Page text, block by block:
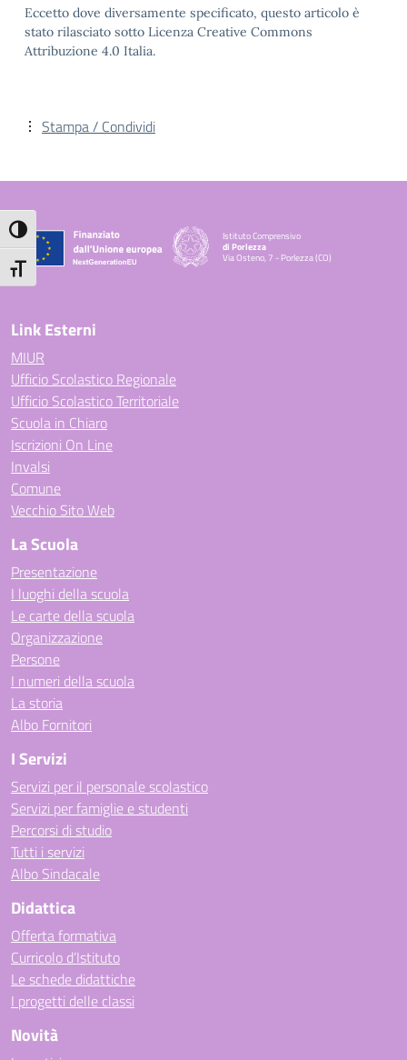
Attiva/disattiva alto contrasto
Attiva/disattiva dimensione testo
Eccetto dove diversamente specificato, questo articolo è
stato rilasciato sotto Licenza Creative Commons
Attribuzione 4.0 Italia.
Stampa / Condividi
Istituto Comprensivo
di Porlezza
Via Osteno, 7 - Porlezza (CO)
Link Esterni
MIUR
Ufficio Scolastico Regionale
Ufficio Scolastico Territoriale
Scuola in Chiaro
Iscrizioni On Line
Invalsi
Comune
Vecchio Sito Web
La Scuola
Presentazione
I luoghi della scuola
Le carte della scuola
Organizzazione
Persone
I numeri della scuola
La storia
Albo Fornitori
I Servizi
Servizi per il personale scolastico
Servizi per famiglie e studenti
Percorsi di studio
Tutti i servizi
Albo Sindacale
Didattica
Offerta formativa
Curricolo d’Istituto
Le schede didattiche
I progetti delle classi
Novità